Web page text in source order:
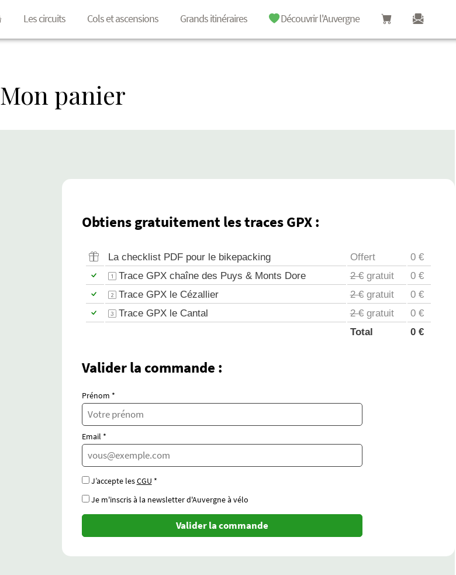
Les circuits Cols et ascensions Grands itinéraires Découvrir l'Auvergne
Mon panier
Obtiens gratuitement les traces GPX :
La checklist PDF pour le bikepacking Offert
0 €
Trace GPX chaîne des Puys & Monts Dore
2 €gratuit
0 €
Trace GPX le Cézallier
2 €gratuit
0 €
Trace GPX le Cantal
2 €gratuit
0 €
Total
0 €
Valider la commande :
Prénom *
Email *
J’accepte lesCGU *
Je m'inscris à la newsletter d'Auvergne à vélo
Valider la commande